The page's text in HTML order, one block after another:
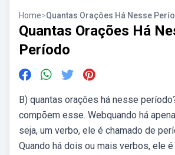
Home>Quantas Orações Há Nesse
Quantas Orações Há
Período
B) quantas orações há nesse
compõem esse. Webquando há
seja, um verbo, ele é chamado de
Quando há dois ou mais verbos, ele